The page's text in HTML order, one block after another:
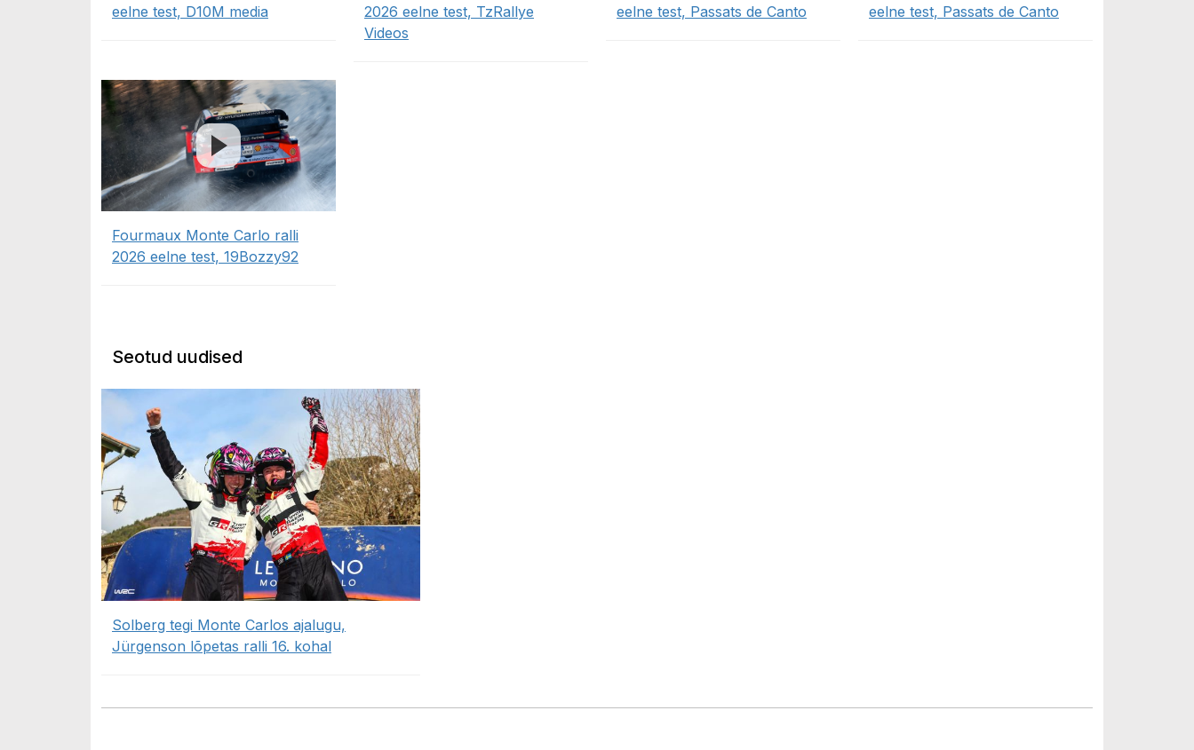
eelne test, D10M media
2026 eelne test, TzRallye
Videos
eelne test, Passats de Canto
eelne test, Passats de Canto
Fourmaux Monte Carlo ralli
2026 eelne test, 19Bozzy92
Seotud uudised
Solberg tegi Monte Carlos ajalugu,
Jürgenson lõpetas ralli 16. kohal